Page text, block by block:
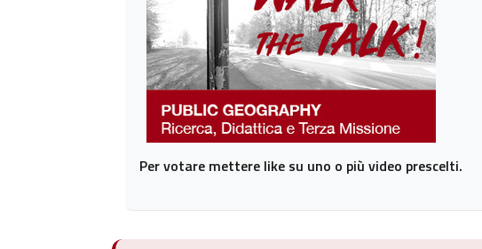
Per votare mettere like su uno o più video prescelti.